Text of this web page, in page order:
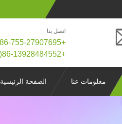
اتصل بنا
+86-755-27907695
+86-13928484552(whatsapp)
الصفحة الرئيسية معلومات عنا